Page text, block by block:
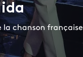
la chanson française